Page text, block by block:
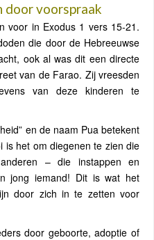
door voorspraak
voor in Exodus 1 vers 15-21.
die door de Hebreeuwse
ook al was dit een directe
van de Farao. Zij vreesden
van deze kinderen te
en de naam Pua betekent
is het om diegenen te zien die
– die instappen en
jong iemand! Dit is wat het
door zich in te zetten voor
door geboorte, adoptie of